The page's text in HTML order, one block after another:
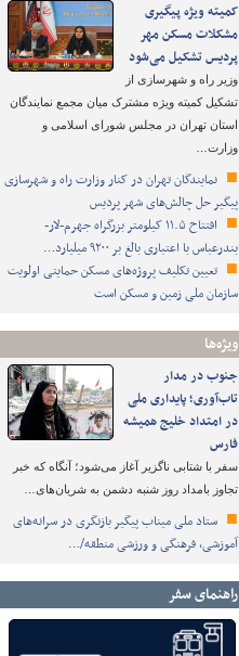
کمیته ویژه پیگیری
مشکلات مسکن مهر
پردیس تشکیل می‌شود
وزیر راه و شهرسازی از
تشکیل کمیته ویژه مشترک میان مجمع نمایندگان
استان تهران در مجلس شورای اسلامی و
وزارت…
نمایندگان تهران در کنار وزارت راه و شهرسازی
پیگیر حل چالش‌های شهر پردیس
افتتاح ۱۱.۵ کیلومتر بزرگراه جهرم-لار-
بندرعباس با اعتباری بالغ بر ۹۲۰۰ میلیارد…
تعیین تکلیف پروژه‌های مسکن حمایتی اولویت
سازمان ملی زمین و مسکن است
ویژه‌ها
جنوب در مدار
تاب‌آوری؛ پایداری ملی
در امتداد خلیج همیشه
فارس
سفر با شتابی ناگزیر آغاز می‌شود؛ آنگاه که خبر
تجاوز بامداد روز شنبه دشمن به شریان‌های…
ستاد ملی میناب پیگیر بازنگری در سرانه‌های
آموزشی، فرهنگی و ورزشی منطقه/…
راهنمای سفر